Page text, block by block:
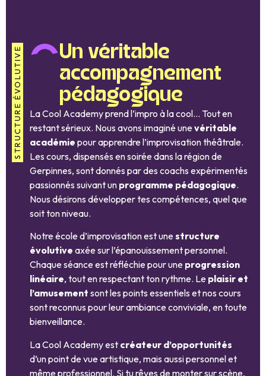
STRUCTURE ÉVOLUTIVE
Un véritable
accompagnement
pédagogique
La Cool Academy prend l’impro à la cool… Tout en
restant sérieux. Nous avons imaginé unevéritable
académie pour apprendre l’improvisation théâtrale.
Les cours, dispensés en soirée dans la région de
Gerpinnes, sont donnés par des coachs expérimentés
passionnés suivant un programme pédagogique.
Nous désirons développer tes compétences, quel que
soit ton niveau.
Notre école d’improvisation est unestructure
évolutive axée sur l’épanouissement personnel.
Chaque séance est réfléchie pour une progression
linéaire, tout en respectant ton rythme. Le plaisir et
l’amusement sont les points essentiels et nos cours
sont reconnus pour leur ambiance conviviale, en toute
bienveillance.
La Cool Academy est créateur d’opportunités
d’un point de vue artistique, mais aussi personnel et
même professionnel. Si tu rêves de monter sur scène,